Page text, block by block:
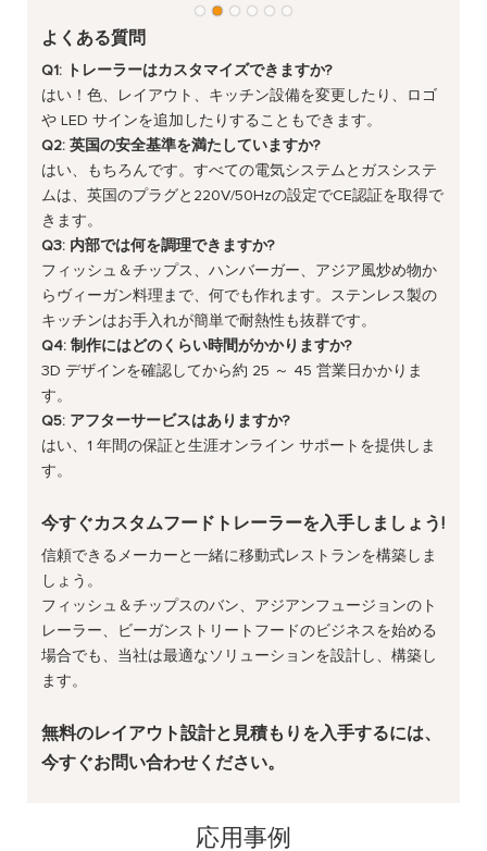
よくある質問
Q1: トレーラーはカスタマイズできますか?
はい！色、レイアウト、キッチン設備を変更したり、ロゴ
や LED サインを追加したりすることもできます。
Q2: 英国の安全基準を満たしていますか?
はい、もちろんです。すべての電気システムとガスシステ
ムは、英国のプラグと220V/50Hzの設定でCE認証を取得で
きます。
Q3: 内部では何を調理できますか?
フィッシュ＆チップス、ハンバーガー、アジア風炒め物か
らヴィーガン料理まで、何でも作れます。ステンレス製の
キッチンはお手入れが簡単で耐熱性も抜群です。
Q4: 制作にはどのくらい時間がかかりますか?
3D デザインを確認してから約 25 ～ 45 営業日かかりま
す。
Q5: アフターサービスはありますか?
はい、1 年間の保証と生涯オンライン サポートを提供しま
す。
今すぐカスタムフードトレーラーを入手しましょう!
信頼できるメーカーと一緒に移動式レストランを構築しま
しょう。
フィッシュ＆チップスのバン、アジアンフュージョンのト
レーラー、ビーガンストリートフードのビジネスを始める
場合でも、当社は最適なソリューションを設計し、構築し
ます。
無料のレイアウト設計と見積もりを入手するには、
今すぐお問い合わせください。
応用事例